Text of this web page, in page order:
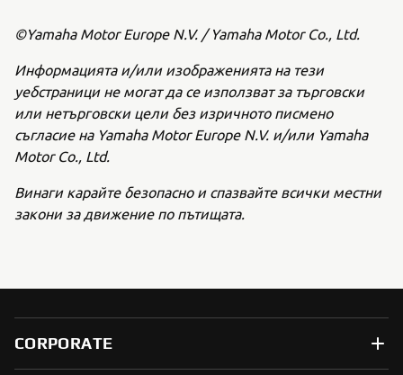
©Yamaha Motor Europe N.V. / Yamaha Motor Co., Ltd.
Информацията и/или изображенията на тези
уебстраници не могат да се използват за търговски
или нетърговски цели без изричното писмено
съгласие на Yamaha Motor Europe N.V. и/или Yamaha
Motor Co., Ltd.
Винаги карайте безопасно и спазвайте всички местни
закони за движение по пътищата.
CORPORATE